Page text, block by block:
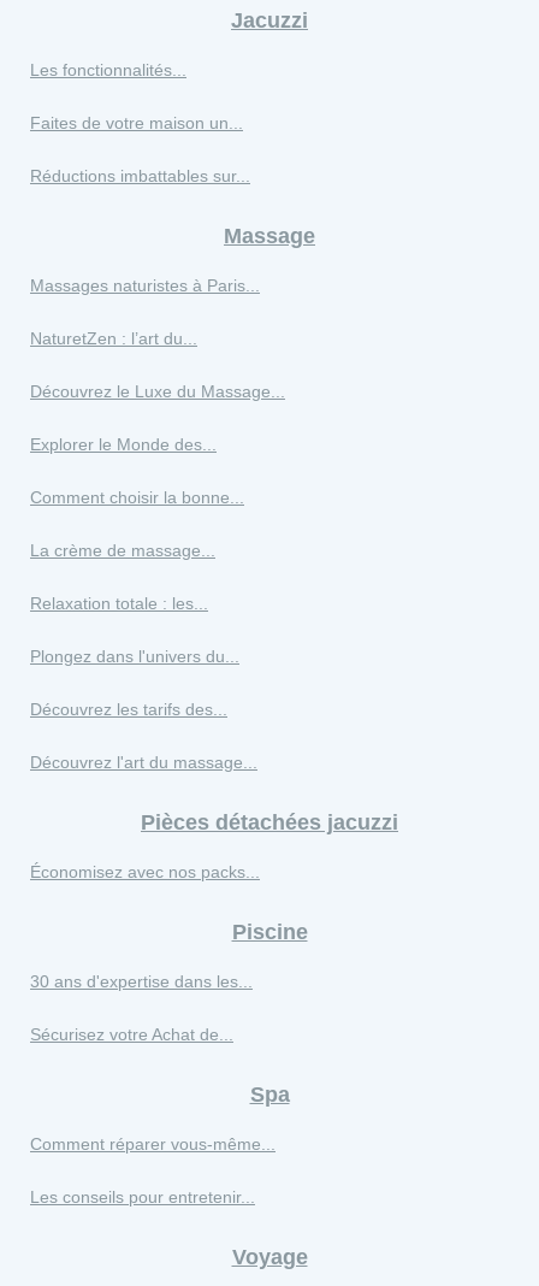
Jacuzzi
Les fonctionnalités...
Faites de votre maison un...
Réductions imbattables sur...
Massage
Massages naturistes à Paris...
NaturetZen : l’art du...
Découvrez le Luxe du Massage...
Explorer le Monde des...
Comment choisir la bonne...
La crème de massage...
Relaxation totale : les...
Plongez dans l'univers du...
Découvrez les tarifs des...
Découvrez l'art du massage...
Pièces détachées jacuzzi
Économisez avec nos packs...
Piscine
30 ans d'expertise dans les...
Sécurisez votre Achat de...
Spa
Comment réparer vous-même...
Les conseils pour entretenir...
Voyage